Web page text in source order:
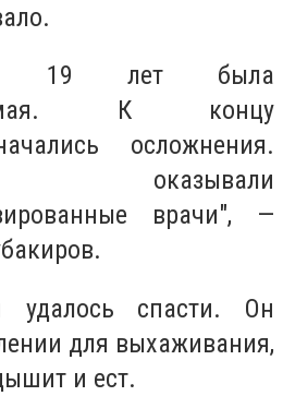
с 19 лет была
К концу
осложнения.
врачи", —
удалось спасти. Он
для выхаживания,
и ест.